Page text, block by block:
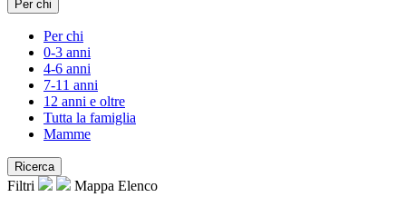
Per chi
Per chi
0-3 anni
4-6 anni
7-11 anni
12 anni e oltre
Tutta la famiglia
Mamme
Ricerca
Filtri Mappa Elenco